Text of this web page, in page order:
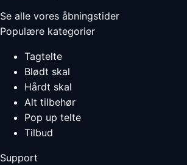
Se alle vores åbningstider
Populære kategorier
Tagtelte
Blødt skal
Hårdt skal
Alt tilbehør
Pop up telte
Tilbud
Support